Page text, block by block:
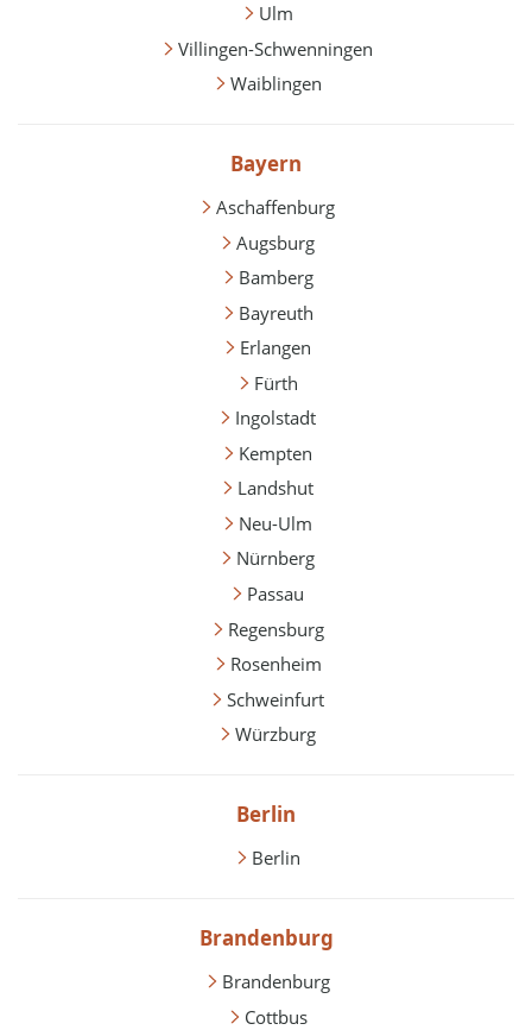
Ulm
Villingen-Schwenningen
Waiblingen
Bayern
Aschaffenburg
Augsburg
Bamberg
Bayreuth
Erlangen
Fürth
Ingolstadt
Kempten
Landshut
Neu-Ulm
Nürnberg
Passau
Regensburg
Rosenheim
Schweinfurt
Würzburg
Berlin
Berlin
Brandenburg
Brandenburg
Cottbus